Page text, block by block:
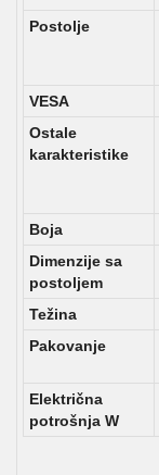
Postolje
VESA
Ostale
karakteristike
Boja
Dimenzije sa
postoljem
Težina
Pakovanje
Električna
potrošnja W